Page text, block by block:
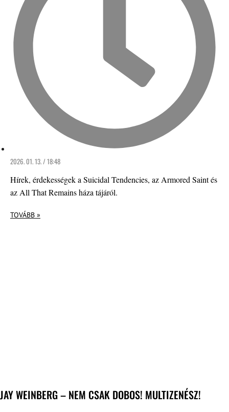
2026. 01. 13. / 18:48
Hírek, érdekességek a Suicidal Tendencies, az Armored Saint és
az All That Remains háza tájáról.
TOVÁBB »
JAY WEINBERG – NEM CSAK DOBOS! MULTIZENÉSZ!